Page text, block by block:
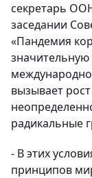
секретарь
заседании
«Пандемия
вызывает
радикальные
- В этих
принципов